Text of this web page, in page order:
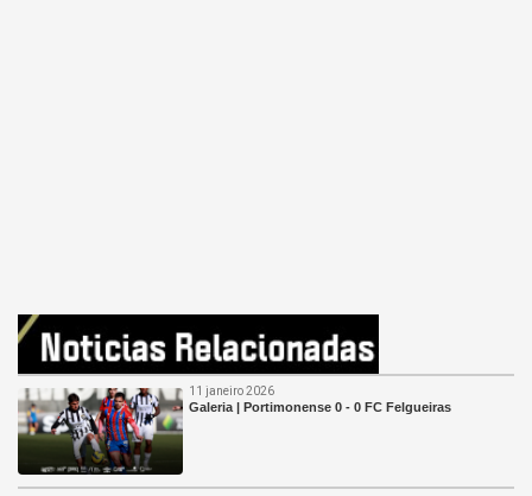
11 janeiro 2026
Galeria | Portimonense 0 - 0 FC Felgueiras